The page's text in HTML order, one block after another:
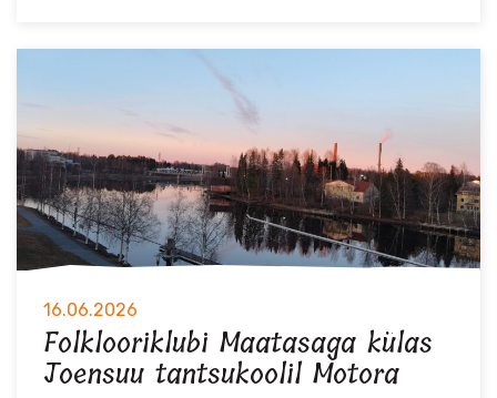
16.06.2026
Folklooriklubi Maatasaga külas
Joensuu tantsukoolil Motora